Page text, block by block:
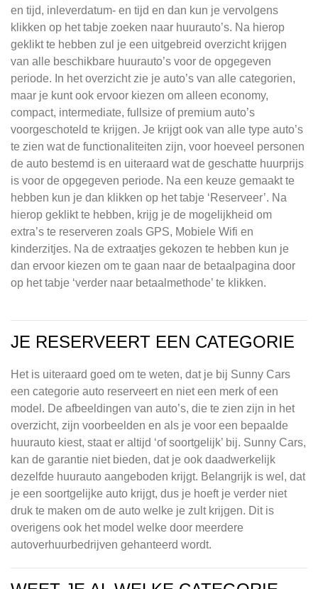
en tijd, inleverdatum- en tijd en dan kun je vervolgens
klikken op het tabje zoeken naar huurauto’s. Na hierop
geklikt te hebben zul je een uitgebreid overzicht krijgen
van alle beschikbare huurauto’s voor de opgegeven
periode. In het overzicht zie je auto’s van alle categorien,
maar je kunt ook ervoor kiezen om alleen economy,
compact, intermediate, fullsize of premium auto’s
voorgeschoteld te krijgen. Je krijgt ook van alle type auto’s
te zien wat de functionaliteiten zijn, voor hoeveel personen
de auto bestemd is en uiteraard wat de geschatte huurprijs
is voor de opgegeven periode. Na een keuze gemaakt te
hebben kun je dan klikken op het tabje ‘Reserveer’. Na
hierop geklikt te hebben, krijg je de mogelijkheid om
extra’s te reserveren zoals GPS, Mobiele Wifi en
kinderzitjes. Na de extraatjes gekozen te hebben kun je
dan ervoor kiezen om te gaan naar de betaalpagina door
op het tabje ‘verder naar betaalmethode’ te klikken.
JE RESERVEERT EEN CATEGORIE
Het is uiteraard goed om te weten, dat je bij Sunny Cars
een categorie auto reserveert en niet een merk of een
model. De afbeeldingen van auto’s, die te zien zijn in het
overzicht, zijn voorbeelden en als je voor een bepaalde
huurauto kiest, staat er altijd ‘of soortgelijk’ bij. Sunny Cars,
kan de garantie niet bieden, dat je ook daadwerkelijk
dezelfde huurauto aangeboden krijgt. Belangrijk is wel, dat
je een soortgelijke auto krijgt, dus je hoeft je verder niet
druk te maken om de auto welke je zult krijgen. Dit is
overigens ook het model welke door meerdere
autoverhuurbedrijven gehanteerd wordt.